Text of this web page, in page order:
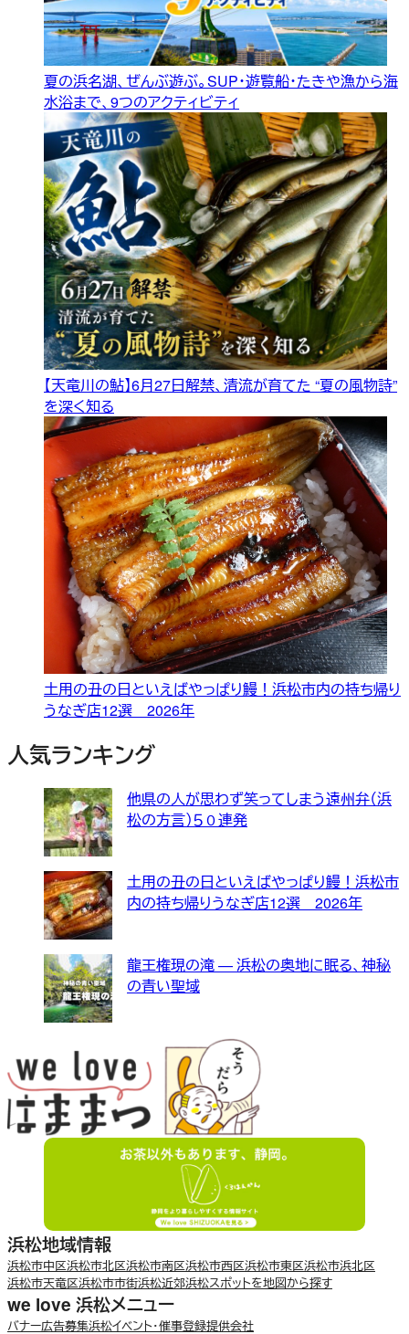
夏の浜名湖、ぜんぶ遊ぶ。SUP・遊覧船・たきや漁から海
水浴まで、9つのアクティビティ
【天竜川の鮎】6月27日解禁、清流が育てた “夏の風物詩”
を深く知る
土用の丑の日といえばやっぱり鰻！浜松市内の持ち帰り
うなぎ店12選 2026年
人気ランキング
他県の人が思わず笑ってしまう遠州弁（浜
松の方言）５０連発
土用の丑の日といえばやっぱり鰻！浜松市
内の持ち帰りうなぎ店12選 2026年
龍王権現の滝 — 浜松の奥地に眠る、神秘
の青い聖域
浜松地域情報
浜松市中区浜松市北区浜松市南区浜松市西区浜松市東区浜松市浜北区
浜松市天竜区浜松市市街浜松近郊浜松スポットを地図から探す
we love 浜松メニュー
バナー広告募集浜松イベント・催事登録提供会社